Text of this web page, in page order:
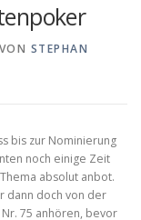
VON STEPHAN
bis zur Nominierung
noch einige Zeit
absolut anbot.
dann doch von der
75 anhören, bevor